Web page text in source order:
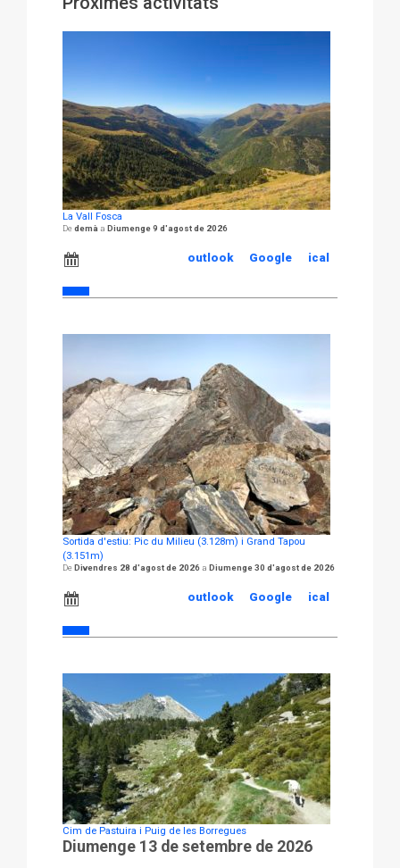
La Vall Fosca
demà Diumenge 9 d'agost de 2026
ical
Google
outlook
Sortida d'estiu: Pic du Milieu (3.128m) i Grand Tapou
(3.151m)
Divendres 28 d'agost de 2026 Diumenge 30 d'agost de 2026
ical
Google
outlook
Cim de Pastuira i Puig de les Borregues
Diumenge 13 de setembre de 2026